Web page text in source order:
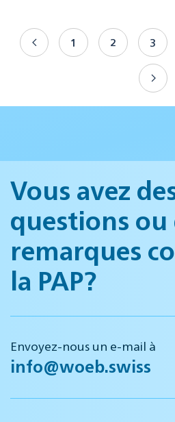
1 2 3
Vous avez
questions ou
remarques
la PAP?
Envoyez-nous un e-mail à
info@woeb.swiss